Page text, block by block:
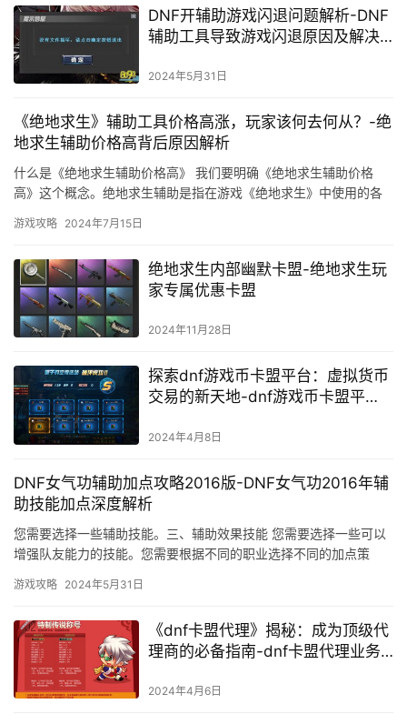
DNF开辅助游戏闪退问题解析-DNF
辅助工具导致游戏闪退原因及解决
2024年5月31日
《绝地求生》辅助工具价格高涨，玩家该何去何从？-绝
地求生辅助价格高背后原因解析
什么是《绝地求生辅助价格高》 我们要明确《绝地求生辅助价格
高》这个概念。绝地求生辅助是指在游戏《绝地求生》中使用的各
游戏攻略 2024年7月15日
绝地求生内部幽默卡盟-绝地求生玩
家专属优惠卡盟
2024年11月28日
探索dnf游戏币卡盟平台：虚拟货币
交易的新天地-dnf游戏币卡盟平
貌
2024年4月8日
DNF女气功辅助加点攻略2016版-DNF女气功2016年辅
助技能加点深度解析
您需要选择一些辅助技能。三、辅助效果技能 您需要选择一些可以
增强队友能力的技能。您需要根据不同的职业选择不同的加点策
游戏攻略 2024年5月31日
《dnf卡盟代理》揭秘：成为顶级代
理商的必备指南-dnf卡盟代理业务
2024年4月6日